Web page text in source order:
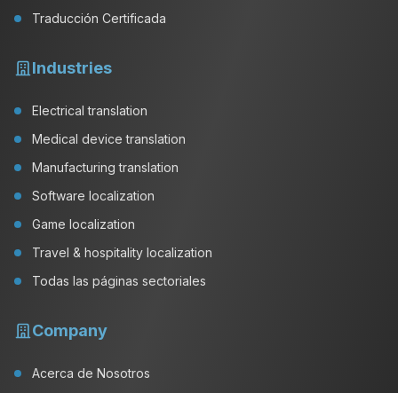
Traducción Certificada
Industries
Electrical translation
Medical device translation
Manufacturing translation
Software localization
Game localization
Travel & hospitality localization
Todas las páginas sectoriales
Company
Acerca de Nosotros